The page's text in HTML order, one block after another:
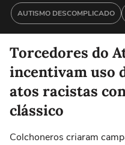
AUTISMO DESCOMPLICADO
Torcedores do
incentivam uso
atos racistas
clássico
Colchoneros criaram